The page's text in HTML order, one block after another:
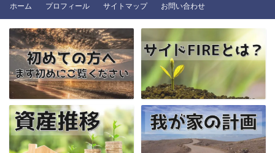
ホーム プロフィール サイトマップ お問い合わせ